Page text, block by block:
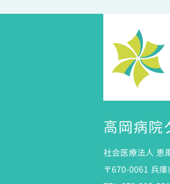
高岡病院
社会医療法人 恵
〒670-0061 兵